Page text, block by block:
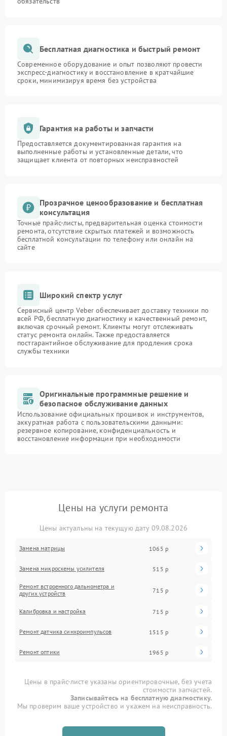
Бесплатная диагностика и быстрый ремонт
Современное оборудование и опыт позволяют провести
экспресс-диагностику и восстановление в кратчайшие
сроки, минимизируя время без устройства
Гарантия на работы и запчасти
Предоставляется документированная гарантия на
выполненные работы и установленные детали, что
защищает клиента от повторных неисправностей
Прозрачное ценообразование и бесплатная
консультация
Точные прайс-листы, предварительная оценка стоимости
ремонта, отсутствие скрытых платежей и возможность
бесплатной консультации по телефону или онлайн на
сайте
Широкий спектр услуг
Сервисный центр Veber обеспечивает доставку техники по
всей РФ, бесплатную диагностику и качественный ремонт,
включая срочный ремонт. Клиенты могут отслеживать
статус ремонта онлайн. Также предоставляется
постгарантийное обслуживание для продления срока
службы техники
Оригинальные программные решение и
безопасное обслуживание данных
Использование официальных прошивок и инструментов,
аккуратная работа с пользовательскими данными:
резервное копирование, конфиденциальность и
восстановление информации при необходимости
Цены на услуги ремонта
Цены актуальны на текущую дату 09.08.2026
Замена матрицы 1065 р
Замена микросхемы усилителя 515 р
Ремонт встроенного дальнометра и
других устройств
715 р
Калибровка и настройка 715 р
Ремонт датчика синхроимпульсов 1515 р
Ремонт оптики 1965 р
Цены в прайс-листе указаны ориентировочные, без учета
стоимости запчастей.
Записывайтесь на бесплатную диагностику.
Мы проверим ваше устройство и укажем на неисправность.